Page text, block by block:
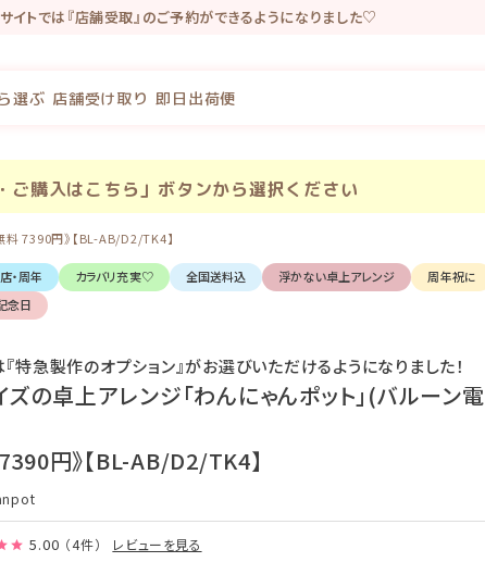
トでは『店舗受取』のご予約ができるようになりました♡
回新サイトログインで100Pプレゼントしています。
選ぶ 店舗受け取り 即日出荷便
ご購入はこちら」ボタンから選択ください
料 7390円》【BL-AB/D2/TK4】
・周年 カラバリ充実♡ 全国送料込 浮かない卓上アレンジ
周年祝に
念日
特急製作のオプション』がお選びいただけるようになりました！
ズの卓上アレンジ「わんにゃんポット」(バルーン電
円》【BL-AB/D2/TK4】
5.00 （4件） レビューを見る